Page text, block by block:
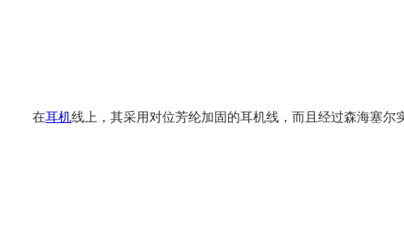
在耳机线上，其采用对位芳纶加固的耳机线，而且经过森海塞尔